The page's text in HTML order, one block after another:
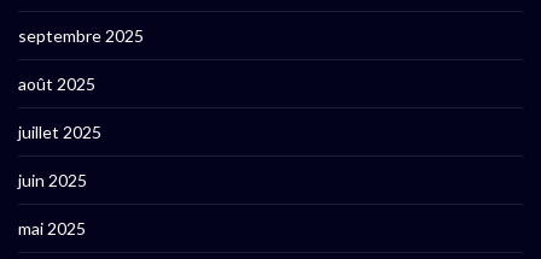
septembre 2025
août 2025
juillet 2025
juin 2025
mai 2025